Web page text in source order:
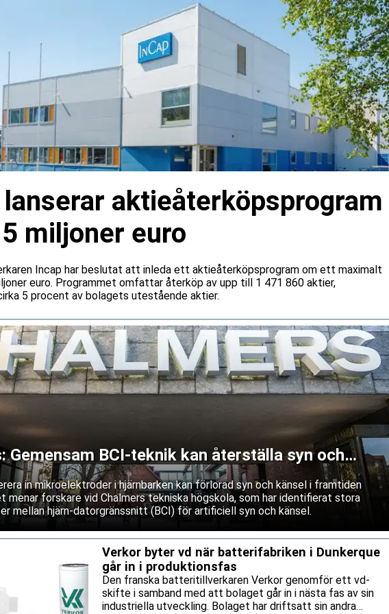
lanserar aktieåterköpsprogram
miljoner euro
Incap har beslutat att inleda ett aktieåterköpsprogram om ett maximalt
euro. Programmet omfattar återköp av upp till 1 471 860 aktier,
5 procent av bolagets utestående aktier.
Gemensam BCI-teknik kan återställa syn och
in mikroelektroder i hjärnbarken kan förlorad syn och känsel i framtiden
menar forskare vid Chalmers tekniska högskola, som har identifierat stora
mellan hjärn-datorgränssnitt (BCI) för artificiell syn och känsel.
Verkor byter vd när batterifabriken i Dunkerque
går in i produktionsfas
Den franska batteritillverkaren Verkor genomför ett vd-
skifte i samband med att bolaget går in i nästa fas av sin
industriella utveckling. Bolaget har driftsatt sin andra